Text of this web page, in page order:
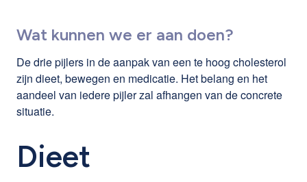
Wat kunnen we er aan doen?
De drie pijlers in de aanpak van een te hoog cholesterol
zijn dieet, bewegen en medicatie. Het belang en het
aandeel van iedere pijler zal afhangen van de concrete
situatie.
Dieet